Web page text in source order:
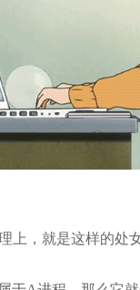
上，就是这样的处